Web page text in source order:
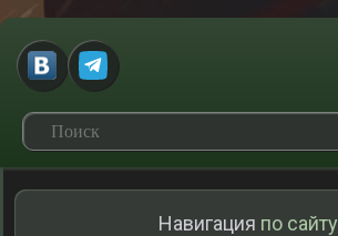
Навигация по сайту